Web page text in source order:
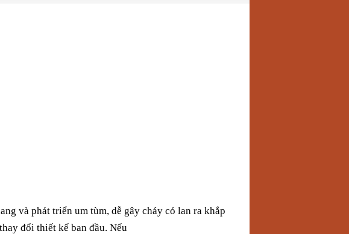
và phát triển um tùm, dễ gây cháy cỏ lan ra khắp
đổi thiết kế ban đầu. Nếu